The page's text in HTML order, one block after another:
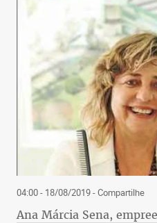
04:00 - 18/08/2019- Compartilhe
Ana Márcia Sena,